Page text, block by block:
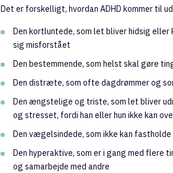
Det er forskelligt, hvordan ADHD kommer til
Den kortluntede, som let bliver hidsig
sig misforstået
Den bestemmende, som helst skal gøre
Den distræte, som ofte dagdrømmer og
Den ængstelige og triste, som let bliver
og stresset, fordi han eller hun ikke kan
Den vægelsindede, som ikke kan
Den hyperaktive, som er i gang med
og samarbejde med andre